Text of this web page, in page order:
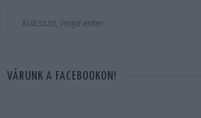
VÁRUNK A FACEBOOKON!